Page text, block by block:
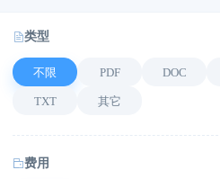
类型
不限 PDF DOC
TXT 其它
费用